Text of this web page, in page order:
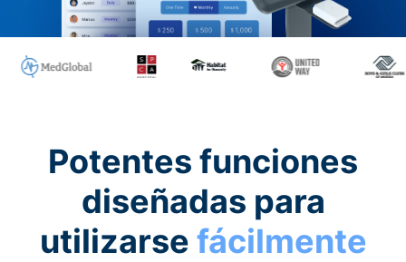
Potentes funciones
diseñadas para
utilizarse fácilmente